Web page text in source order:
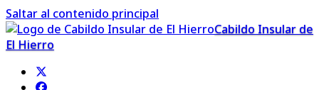
Saltar al contenido principal
Cabildo Insular de
El Hierro